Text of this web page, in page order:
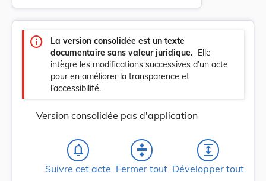
info
La version consolidée est un texte
documentaire sans valeur juridique. Elle
intègre les modifications successives d’un acte
pour en améliorer la transparence et
l’accessibilité.
Version consolidée pas d'application
notifications_none
Suivre cet acte
compress
Fermer tout
expand
Développer tout